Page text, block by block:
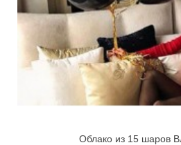
Облако из 15 шаров